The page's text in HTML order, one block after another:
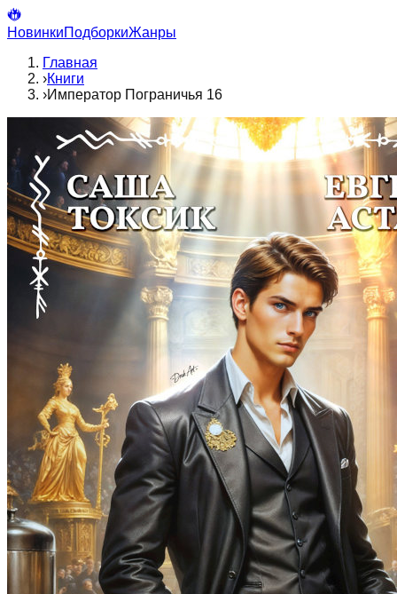
НовинкиПодборкиЖанры
Главная
›Книги
›Император Пограничья 16